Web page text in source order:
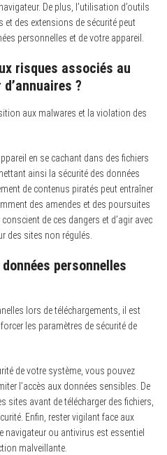
De plus, l’utilisation d’outils
des extensions de sécurité peut
personnelles et de votre appareil.
risques associés au
?
aux malwares et la violation des
en se cachant dans des fichiers
ainsi la sécurité des données
de contenus piratés peut entraîner
des amendes et des poursuites
de ces dangers et d’agir avec
des sites non régulés.
personnelles
lors de téléchargements, il est
les paramètres de sécurité de
de votre système, vous pouvez
l’accès aux données sensibles. De
sites avant de télécharger des fichiers,
Enfin, rester vigilant face aux
navigateur ou antivirus est essentiel
malveillante.